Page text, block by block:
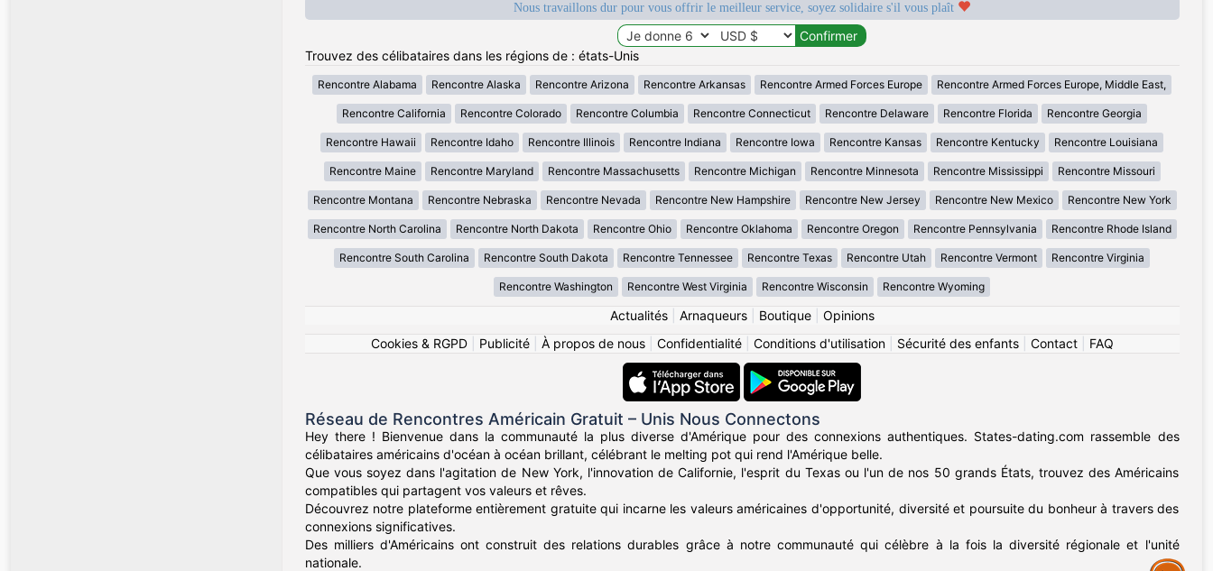
Nous travaillons dur pour vous offrir le meilleur service, soyez solidaire s'il vous plaît
Trouvez des célibataires dans les régions de : états-Unis
Rencontre Alabama Rencontre Alaska Rencontre Arizona Rencontre Arkansas Rencontre Armed Forces Europe Rencontre Armed Forces Europe, Middle East,
Rencontre California Rencontre Colorado Rencontre Columbia Rencontre Connecticut Rencontre Delaware Rencontre Florida Rencontre Georgia
Rencontre Hawaii Rencontre Idaho Rencontre Illinois Rencontre Indiana Rencontre Iowa Rencontre Kansas Rencontre Kentucky Rencontre Louisiana
Rencontre Maine Rencontre Maryland Rencontre Massachusetts Rencontre Michigan Rencontre Minnesota Rencontre Mississippi Rencontre Missouri
Rencontre Montana Rencontre Nebraska Rencontre Nevada Rencontre New Hampshire Rencontre New Jersey Rencontre New Mexico Rencontre New York
Rencontre North Carolina Rencontre North Dakota Rencontre Ohio Rencontre Oklahoma Rencontre Oregon Rencontre Pennsylvania Rencontre Rhode Island
Rencontre South Carolina Rencontre South Dakota Rencontre Tennessee Rencontre Texas Rencontre Utah Rencontre Vermont Rencontre Virginia
Rencontre Washington Rencontre West Virginia Rencontre Wisconsin Rencontre Wyoming
Actualités| Arnaqueurs| Boutique| Opinions
Cookies & RGPD| Publicité| À propos de nous| Confidentialité| Conditions d'utilisation| Sécurité des enfants| Contact| FAQ
Réseau de Rencontres Américain Gratuit – Unis Nous Connectons
Hey there ! Bienvenue dans la communauté la plus diverse d'Amérique pour des connexions authentiques. States-dating.com rassemble des
célibataires américains d'océan à océan brillant, célébrant le melting pot qui rend l'Amérique belle.
Que vous soyez dans l'agitation de New York, l'innovation de Californie, l'esprit du Texas ou l'un de nos 50 grands États, trouvez des Américains
compatibles qui partagent vos valeurs et rêves.
Découvrez notre plateforme entièrement gratuite qui incarne les valeurs américaines d'opportunité, diversité et poursuite du bonheur à travers des
connexions significatives.
Des milliers d'Américains ont construit des relations durables grâce à notre communauté qui célèbre à la fois la diversité régionale et l'unité
nationale.